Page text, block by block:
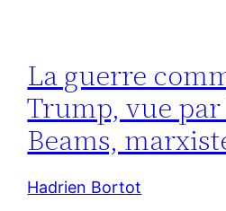
La guerre
Trump, vue
Beams,
Hadrien Bortot